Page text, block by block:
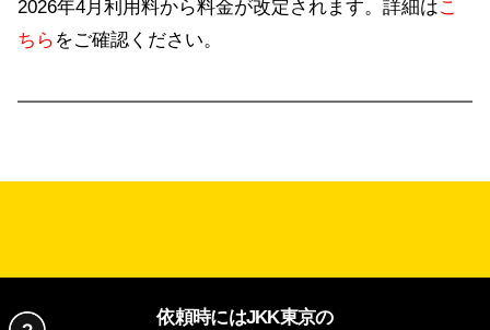
2026年4月利用料から料金が改定されます。詳細はこ
ちら をご確認ください。
依頼時にはJKK東京の